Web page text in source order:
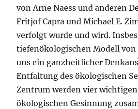
von Arne Naess und anderen
Fritjof Capra und Michael E.
verfolgt wurde und wird.
tiefenökologischen Modell von
uns ein ganzheitlicher
Entfaltung des ökologischen
Zentrum werden vier
ökologischen Gesinnung